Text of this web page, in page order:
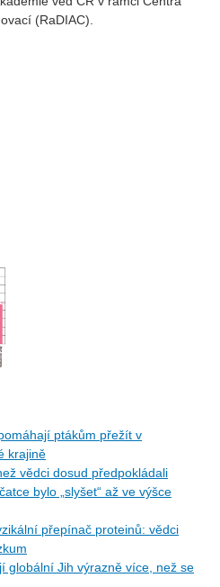
(RaDIAC).
ptákům přežít v
krajině
vědci dosud předpokládali
bylo „slyšet“ až ve výšce
přepínač proteinů: vědci
globální Jih výrazně více, než se